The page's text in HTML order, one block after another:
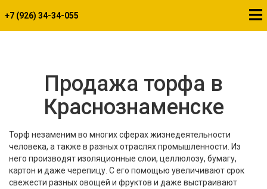
+7 (926) 34-34-055
Продажа торфа в
Краснознаменске
Торф незаменим во многих сферах жизнедеятельности
человека, а также в разных отраслях промышленности. Из
него производят изоляционные слои, целлюлозу, бумагу,
картон и даже черепицу. С его помощью увеличивают срок
свежести разных овощей и фруктов и даже выстраивают